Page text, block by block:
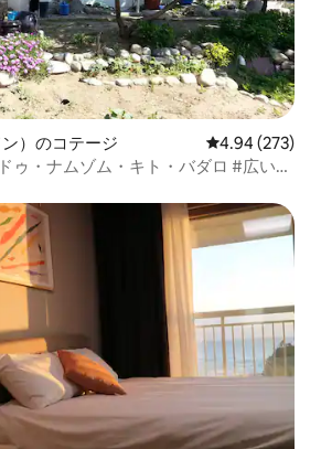
）のコテージ レビュー273
4.94 (273)
ゥ・ナムゾム・キト・バダロ #広い庭
の雨